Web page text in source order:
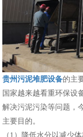
贵州污泥堆肥设备的主
国家越来越看重环保设
解决污泥污染等问题，
主要目的。
（1）降低水分以减少